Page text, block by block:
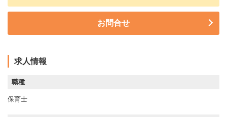
お問合せ
求人情報
職種
保育士